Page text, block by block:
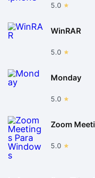
5.0
WinRAR
5.0
Monday
5.0
Zoom
5.0